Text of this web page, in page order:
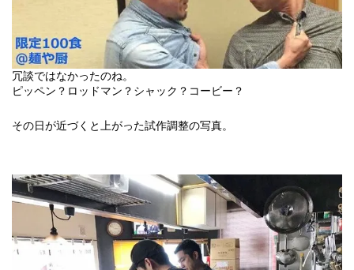
冗談ではなかったのね。
ピッペン？ロッドマン？シャック？コービー？
その日が近づくと上がった試作調整の写真。